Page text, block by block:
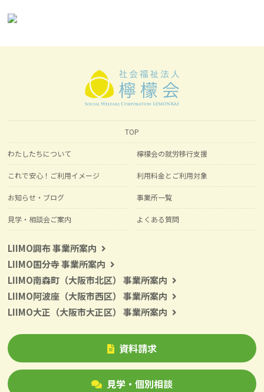
TOP
わたしたちについて 檸檬会の就労移行支援
これで安心！ご利用イメージ 利用料金とご利用対象
お知らせ・ブログ 事業所一覧
見学・相談会ご案内 よくある質問
LIIMO調布 事業所案内
LIIMO国分寺 事業所案内
LIIMO南森町（大阪市北区） 事業所案内
LIIMO阿波座（大阪市西区） 事業所案内
LIIMO大正（大阪市大正区） 事業所案内
資料請求
見学・個別相談